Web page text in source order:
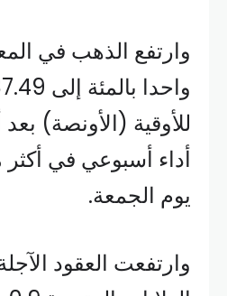
وارتفع الذهب في
للأوقية (الأونصة)
أداء أسبوعي في أكثر
يوم الجمعة.
وارتفعت العقود